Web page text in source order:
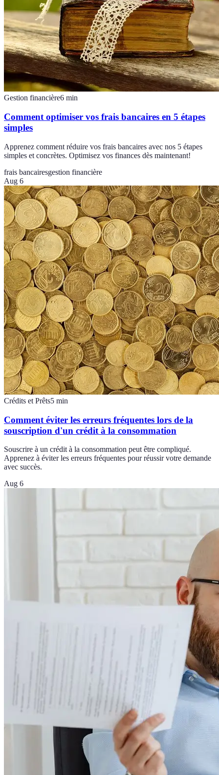
Gestion financière6 min
Comment optimiser vos frais bancaires en 5 étapes
simples
Apprenez comment réduire vos frais bancaires avec nos 5 étapes
simples et concrètes. Optimisez vos finances dès maintenant!
frais bancairesgestion financière
Aug 6
Crédits et Prêts5 min
Comment éviter les erreurs fréquentes lors de la
souscription d'un crédit à la consommation
Souscrire à un crédit à la consommation peut être compliqué.
Apprenez à éviter les erreurs fréquentes pour réussir votre demande
avec succès.
Aug 6